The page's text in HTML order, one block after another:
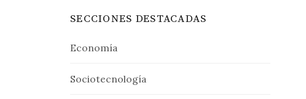
SECCIONES DESTACADAS
Economía
Sociotecnología